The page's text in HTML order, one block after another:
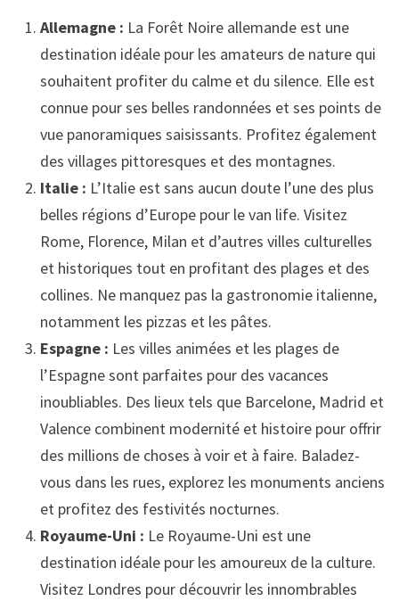
Allemagne : La Forêt Noire allemande est une
destination idéale pour les amateurs de nature qui
souhaitent profiter du calme et du silence. Elle est
connue pour ses belles randonnées et ses points de
vue panoramiques saisissants. Profitez également
des villages pittoresques et des montagnes.
Italie : L’Italie est sans aucun doute l’une des plus
belles régions d’Europe pour le van life. Visitez
Rome, Florence, Milan et d’autres villes culturelles
et historiques tout en profitant des plages et des
collines. Ne manquez pas la gastronomie italienne,
notamment les pizzas et les pâtes.
Espagne : Les villes animées et les plages de
l’Espagne sont parfaites pour des vacances
inoubliables. Des lieux tels que Barcelone, Madrid et
Valence combinent modernité et histoire pour offrir
des millions de choses à voir et à faire. Baladez-
vous dans les rues, explorez les monuments anciens
et profitez des festivités nocturnes.
Royaume-Uni : Le Royaume-Uni est une
destination idéale pour les amoureux de la culture.
Visitez Londres pour découvrir les innombrables